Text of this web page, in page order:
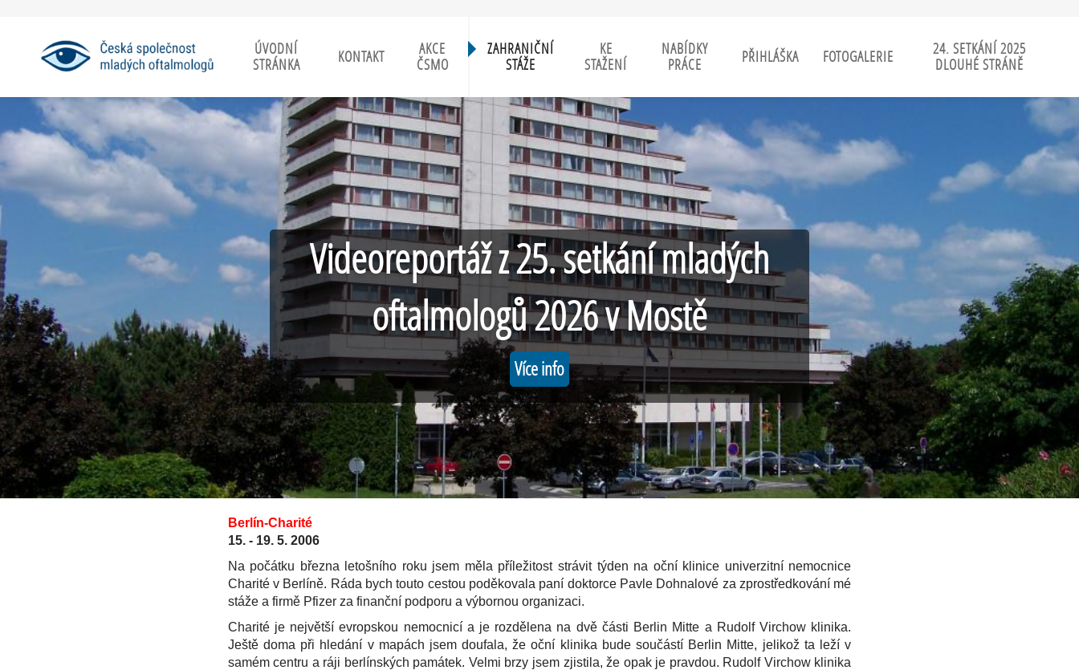
ÚVODNÍ
STRÁNKA
KONTAKT
AKCE
ČSMO
ZAHRANIČNÍ
STÁŽE
KE
STAŽENÍ
NABÍDKY
PRÁCE
PŘIHLÁŠKA FOTOGALERIE
24. SETKÁNÍ 2025
DLOUHÉ STRÁNĚ
Videoreportáž z 25. setkání mladých
oftalmologů 2026 v Mostě
Více info
Berlín-Charité
15. - 19. 5. 2006
Na počátku března letošního roku jsem měla příležitost strávit týden na oční klinice univerzitní nemocnice
Charité v Berlíně. Ráda bych touto cestou poděkovala paní doktorce Pavle Dohnalové za zprostředkování mé
stáže a firmě Pfizer za finanční podporu a výbornou organizaci.
Charité je největší evropskou nemocnicí a je rozdělena na dvě části Berlin Mitte a Rudolf Virchow klinika.
Ještě doma při hledání v mapách jsem doufala, že oční klinika bude součástí Berlin Mitte, jelikož ta leží v
samém centru a ráji berlínských památek. Velmi brzy jsem zjistila, že opak je pravdou. Rudolf Virchow klinika